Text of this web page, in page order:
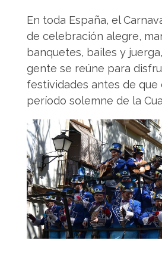
En toda España, el
de celebración alegre,
banquetes, bailes y
gente se reúne para
festividades antes de que
período solemne de la